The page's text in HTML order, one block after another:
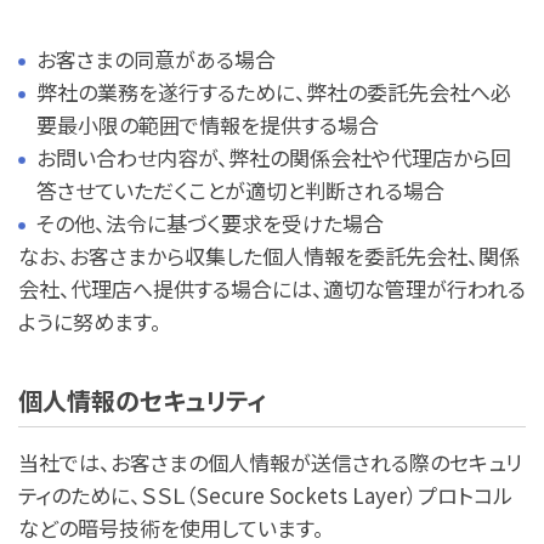
お客さまの同意がある場合
弊社の業務を遂行するために、弊社の委託先会社へ必
要最小限の範囲で情報を提供する場合
お問い合わせ内容が、弊社の関係会社や代理店から回
答させていただくことが適切と判断される場合
その他、法令に基づく要求を受けた場合
なお、お客さまから収集した個人情報を委託先会社、関係
会社、代理店へ提供する場合には、適切な管理が行われる
ように努めます。
個人情報のセキュリティ
当社では、お客さまの個人情報が送信される際のセキュリ
ティのために、ＳＳＬ（Secure Sockets Layer）プロトコル
などの暗号技術を使用しています。